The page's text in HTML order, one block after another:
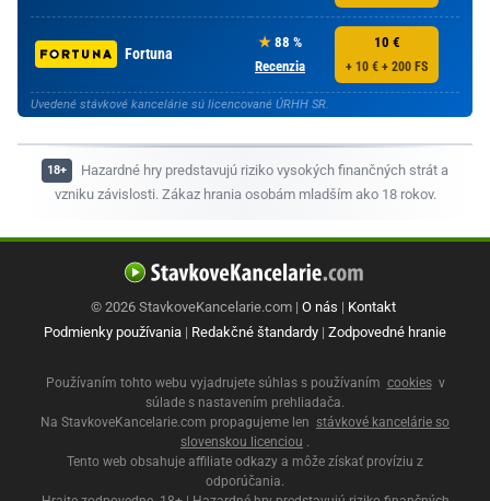
Fortuna
88 %
Recenzia
10 €
+ 10 € + 200 FS
Uvedené stávkové kancelárie sú licencované ÚRHH SR.
Hazardné hry predstavujú riziko vysokých finančných strát a
vzniku závislosti. Zákaz hrania osobám mladším ako 18 rokov.
© 2026 StavkoveKancelarie.com | O nás | Kontakt
Podmienky používania | Redakčné štandardy | Zodpovedné hranie
Používaním tohto webu vyjadrujete súhlas s používaním cookies v
súlade s nastavením prehliadača.
Na StavkoveKancelarie.com propagujeme len stávkové kancelárie so
slovenskou licenciou
Tento web obsahuje affiliate odkazy a môže získať províziu z
odporúčania.